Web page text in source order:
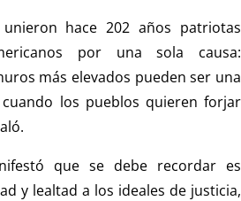
hace 202 años patriotas
por una sola causa:
más elevados pueden ser una
los pueblos quieren forjar
que se debe recordar es
y lealtad a los ideales de justicia,